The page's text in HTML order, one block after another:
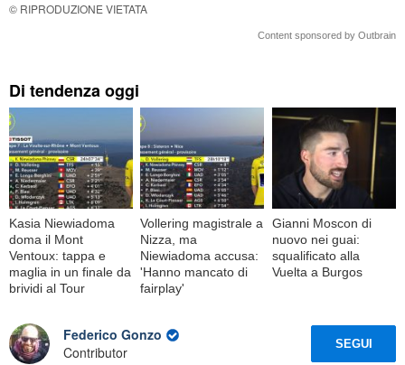
© RIPRODUZIONE VIETATA
Content sponsored by Outbrain
Di tendenza oggi
Kasia Niewiadoma
doma il Mont
Ventoux: tappa e
maglia in un finale da
brividi al Tour
Vollering magistrale a
Nizza, ma
Niewiadoma accusa:
'Hanno mancato di
fairplay'
Gianni Moscon di
nuovo nei guai:
squalificato alla
Vuelta a Burgos
Federico Gonzo
Contributor
SEGUI